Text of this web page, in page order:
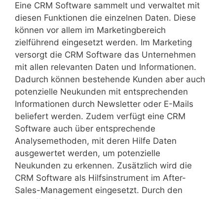
Eine CRM Software sammelt und verwaltet mit
diesen Funktionen die einzelnen Daten. Diese
können vor allem im Marketingbereich
zielführend eingesetzt werden. Im Marketing
versorgt die CRM Software das Unternehmen
mit allen relevanten Daten und Informationen.
Dadurch können bestehende Kunden aber auch
potenzielle Neukunden mit entsprechenden
Informationen durch Newsletter oder E-Mails
beliefert werden. Zudem verfügt eine CRM
Software auch über entsprechende
Analysemethoden, mit deren Hilfe Daten
ausgewertet werden, um potenzielle
Neukunden zu erkennen. Zusätzlich wird die
CRM Software als Hilfsinstrument im After-
Sales-Management eingesetzt. Durch den